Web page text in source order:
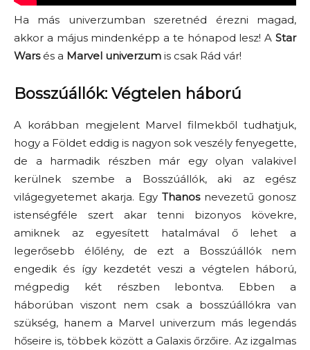
Ha más univerzumban szeretnéd érezni magad,
akkor a május mindenképp a te hónapod lesz! A Star
Warsés a Marvel univerzum is csak Rád vár!
Bosszúállók: Végtelen háború
A korábban megjelent Marvel filmekből tudhatjuk,
hogy a Földet eddig is nagyon sok veszély fenyegette,
de a harmadik részben már egy olyan valakivel
kerülnek szembe a Bosszúállók, aki az egész
világegyetemet akarja. Egy Thanosnevezetű gonosz
istenségféle szert akar tenni bizonyos kövekre,
amiknek az egyesített hatalmával ő lehet a
legerősebb élőlény, de ezt a Bosszúállók nem
engedik és így kezdetét veszi a végtelen háború,
mégpedig két részben lebontva. Ebben a
háborúban viszont nem csak a bosszúállókra van
szükség, hanem a Marvel univerzum más legendás
hőseire is, többek között a Galaxis őrzőire. Az izgalmas